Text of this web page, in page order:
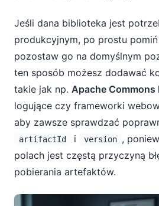
Jeśli dana biblioteka jest
produkcyjnym, po prostu
pozostaw go na domyślnym
ten sposób możesz dodawać
takie jak np. Apache Commons
logujące czy frameworki
aby zawsze sprawdzać
artifactId i version ,
polach jest częstą przyczyną
pobierania artefaktów.